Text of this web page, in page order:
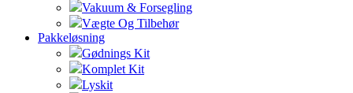
Vakuum & Forsegling
Vægte Og Tilbehør
Pakkeløsning
Gødnings Kit
Komplet Kit
Lyskit